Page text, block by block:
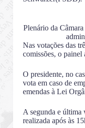
Plenário da
Nas votações das
comissões, o
O presidente, no
vota em caso de
emendas à Lei
A segunda e última
realizada após às